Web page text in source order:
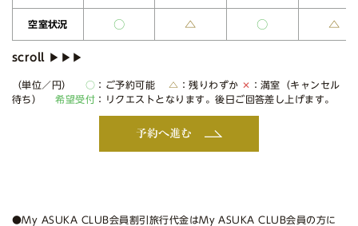
空室状況 ○ △ ○ △
（単位／円） ○ ：ご予約可能 △ ：残りわずか ✕ ：満室（キャンセル
待ち）希望受付 ：リクエストとなります。後日ご回答差し上げます。
予約へ進む
●My ASUKA CLUB会員割引旅行代金はMy ASUKA CLUB会員の方に